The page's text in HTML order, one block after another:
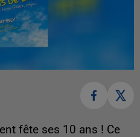
fête ses 10 ans ! Ce